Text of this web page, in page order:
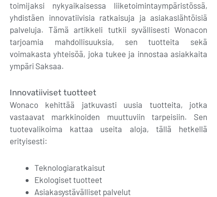
toimijaksi nykyaikaisessa liiketoimintaympäristössä,
yhdistäen innovatiivisia ratkaisuja ja asiakaslähtöisiä
palveluja. Tämä artikkeli tutkii syvällisesti Wonacon
tarjoamia mahdollisuuksia, sen tuotteita sekä
voimakasta yhteisöä, joka tukee ja innostaa asiakkaita
ympäri Saksaa.
Innovatiiviset tuotteet
Wonaco kehittää jatkuvasti uusia tuotteita, jotka
vastaavat markkinoiden muuttuviin tarpeisiin. Sen
tuotevalikoima kattaa useita aloja, tällä hetkellä
erityisesti:
Teknologiaratkaisut
Ekologiset tuotteet
Asiakasystävälliset palvelut